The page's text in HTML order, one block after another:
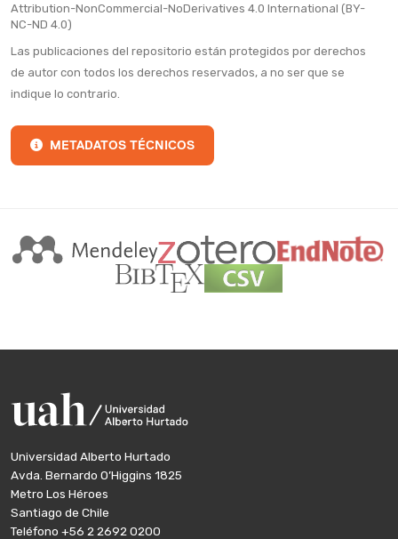
Attribution-NonCommercial-NoDerivatives 4.0 International (BY-
NC-ND 4.0)
Las publicaciones del repositorio están protegidos por derechos
de autor con todos los derechos reservados, a no ser que se
indique lo contrario.
METADATOS TÉCNICOS
Universidad Alberto Hurtado
Avda. Bernardo O’Higgins 1825
Metro Los Héroes
Santiago de Chile
Teléfono +56 2 2692 0200